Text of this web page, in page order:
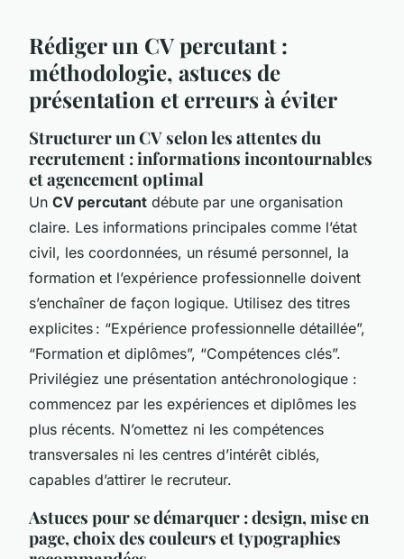
Rédiger un CV percutant :
méthodologie, astuces de
présentation et erreurs à éviter
Structurer un CV selon les attentes du
recrutement : informations incontournables
et agencement optimal
Un CV percutant débute par une organisation
claire. Les informations principales comme l’état
civil, les coordonnées, un résumé personnel, la
formation et l’expérience professionnelle doivent
s’enchaîner de façon logique. Utilisez des titres
explicites : “Expérience professionnelle détaillée”,
“Formation et diplômes”, “Compétences clés”.
Privilégiez une présentation antéchronologique :
commencez par les expériences et diplômes les
plus récents. N’omettez ni les compétences
transversales ni les centres d’intérêt ciblés,
capables d’attirer le recruteur.
Astuces pour se démarquer : design, mise en
page, choix des couleurs et typographies